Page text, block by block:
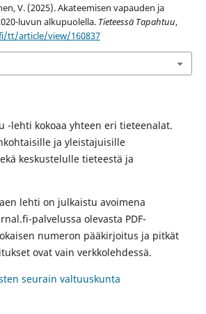
V. (2025). Akateemisen vapauden ja
luvun alkupuolella. Tieteessä Tapahtuu,
tt/article/view/160837
-lehti kokoaa yhteen eri tieteenalat.
ja yleistajuisille
keskustelulle tieteestä ja
lehti on julkaistu avoimena
palvelussa olevasta PDF-
numeron pääkirjoitus ja pitkät
ovat vain verkkolehdessä.
seurain valtuuskunta